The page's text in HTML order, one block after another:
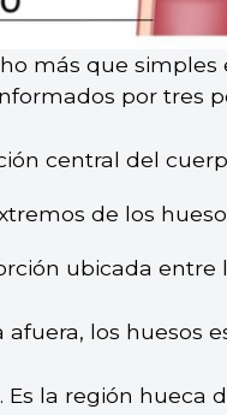
más que
por tres
central del
de los
ubicada entre
afuera, los huesos
. Es la región hueca